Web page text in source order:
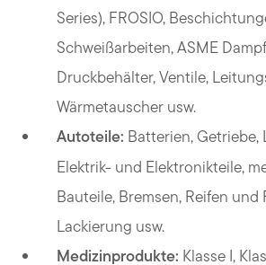
Series), FROSIO,
Schweißarbeiten, ASME
Druckbehälter, Ventile,
Wärmetauscher usw.
Autoteile: Batterien, Getriebe,
Elektrik- und Elektronikteile,
Bauteile, Bremsen, Reifen und
Lackierung usw.
Medizinprodukte: Klasse I,